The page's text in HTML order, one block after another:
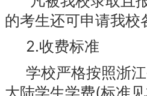
的考生还可申请我校
2.收费标准
学校严格按照浙江
大陆学生学费(标准